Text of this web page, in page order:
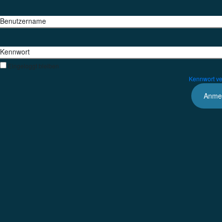
Benutzername
Kennwort
Eingeloggt bleiben
Kennwort